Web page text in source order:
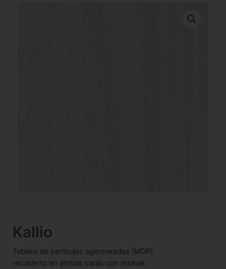
Kallio
Tablero de partículas aglomeradas (MDP),
recubierto en ambas caras con resinas